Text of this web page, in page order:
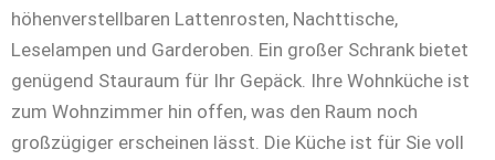
höhenverstellbaren Lattenrosten, Nachttische,
Leselampen und Garderoben. Ein großer Schrank bietet
genügend Stauraum für Ihr Gepäck. Ihre Wohnküche ist
zum Wohnzimmer hin offen, was den Raum noch
großzügiger erscheinen lässt. Die Küche ist für Sie voll